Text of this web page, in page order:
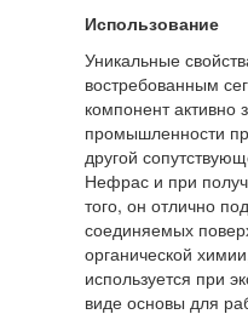
Использование
Уникальные
востребованным
компонент активно
промышленности
другой
Нефрас и при
того, он отлично
соединяемых
органической
используется при
виде основы для